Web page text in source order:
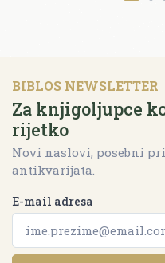
BIBLOS NEWSLETTER
Za knjigoljupce
rijetko
Novi naslovi, posebni
antikvarijata.
E-mail adresa